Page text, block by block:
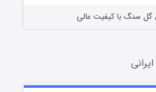
گل سنگ با کیفیت عالی